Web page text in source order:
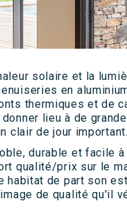
NOS
solaire et la
en
thermiques et de
lieu à de
clair de jour important.
durable et facile
qualité/prix sur le
habitat de part son
de qualité qu'il